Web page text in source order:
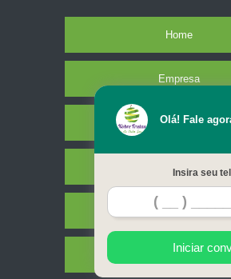
Home
Empresa
Missão
Serviços
Contato
Mapa do site
Olá! Fale
Insira seu
Iniciar